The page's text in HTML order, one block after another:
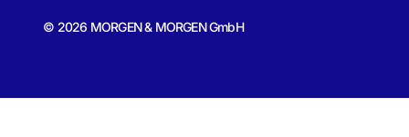
© 2026 MORGEN & MORGEN GmbH